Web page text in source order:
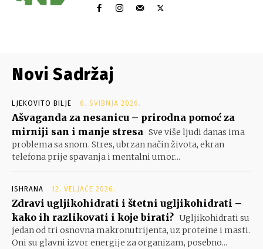
Novi Sadržaj
LJEKOVITO BILJE 6. SVIBNJA 2026.
Ašvaganda za nesanicu – prirodna pomoć za
mirniji san i manje stresa Sve više ljudi danas ima
problema sa snom. Stres, ubrzan način života, ekran
telefona prije spavanja i mentalni umor...
ISHRANA 12. VELJAČE 2026.
Zdravi ugljikohidrati i štetni ugljikohidrati –
kako ih razlikovati i koje birati? Ugljikohidrati su
jedan od tri osnovna makronutrijenta, uz proteine i masti.
Oni su glavni izvor energije za organizam, posebno...